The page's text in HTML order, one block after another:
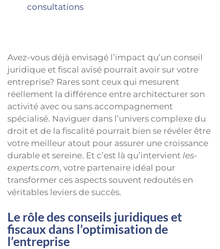
consultations
Avez-vous déjà envisagé l’impact qu’un conseil
juridique et fiscal avisé pourrait avoir sur votre
entreprise? Rares sont ceux qui mesurent
réellement la différence entre architecturer son
activité avec ou sans accompagnement
spécialisé. Naviguer dans l’univers complexe du
droit et de la fiscalité pourrait bien se révéler être
votre meilleur atout pour assurer une croissance
durable et sereine. Et c’est là qu’intervient les-
experts.com, votre partenaire idéal pour
transformer ces aspects souvent redoutés en
véritables leviers de succès.
Le rôle des conseils juridiques et
fiscaux dans l’optimisation de
l’entreprise